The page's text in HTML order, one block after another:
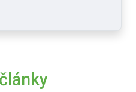
články